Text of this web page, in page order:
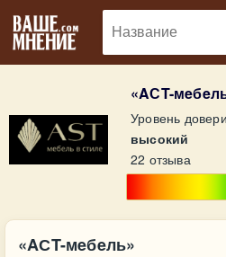
«AСT-
Уровень
высокий
22 отзыва
«AСT-мeбeль»